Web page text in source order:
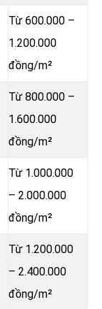
Từ 600.000 –
1.200.000
đồng/m²
Từ 800.000 –
1.600.000
đồng/m²
Từ 1.000.000
– 2.000.000
đồng/m²
Từ 1.200.000
– 2.400.000
đồng/m²